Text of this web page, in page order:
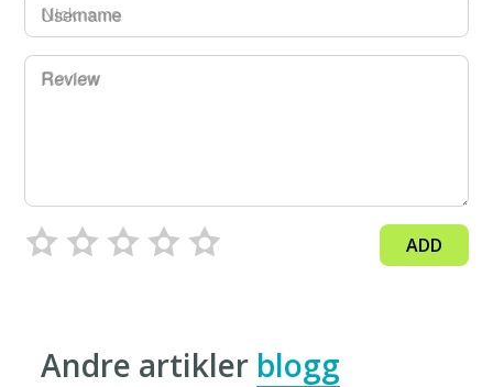
Username
Review
ADD
Andre artikler blogg